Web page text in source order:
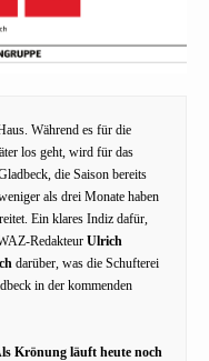
Während es für die
los geht, wird für das
die Saison bereits
als drei Monate haben
Ein klares Indiz dafür,
Redakteur Ulrich
darüber, was die Schufterei
in der kommenden
Krönung läuft heute noch